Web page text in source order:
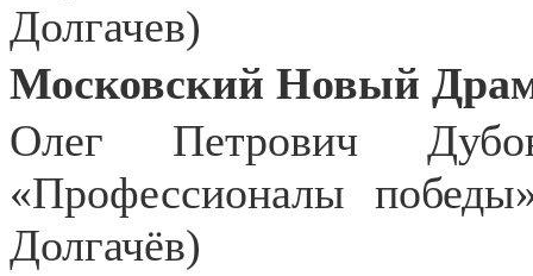
Долгачев)
Московский Новый
Олег Петрович
«Профессионалы
Долгачёв)